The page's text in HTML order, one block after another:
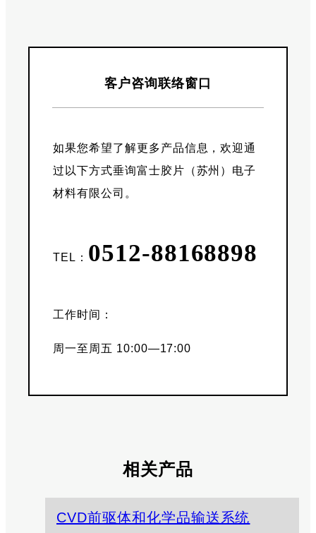
客户咨询联络窗口
如果您希望了解更多产品信息，欢迎通
过以下方式垂询富士胶片（苏州）电子
材料有限公司。
TEL： 0512-88168898
工作时间：
周一至周五 10:00—17:00
相关产品
CVD前驱体和化学品输送系统